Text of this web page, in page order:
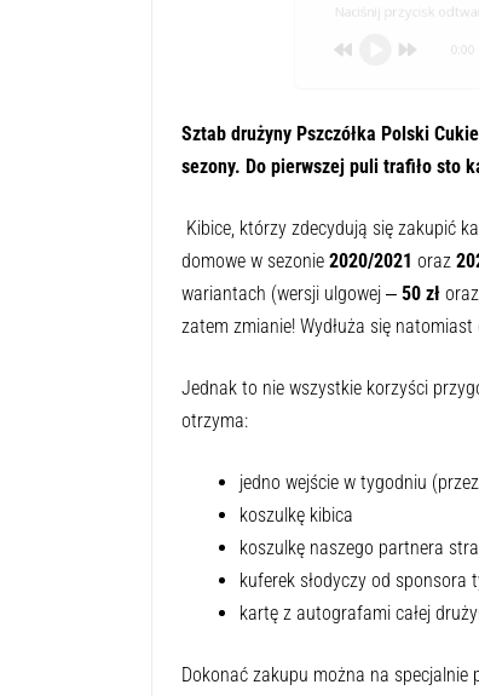
0:00
Sztab drużyny Pszczółka Polski
sezony. Do pierwszej puli trafiło sto
Kibice, którzy zdecydują się zakupić
domowe w sezonie 2020/2021 oraz
wariantach (wersji ulgowej ‒ 50 zł
zatem zmianie! Wydłuża się
Jednak to nie wszystkie korzyści
otrzyma:
jedno wejście w tygodniu
koszulkę kibica
koszulkę naszego partnera
kuferek słodyczy od sponsora
kartę z autografami całej
Dokonać zakupu można na specjalnie